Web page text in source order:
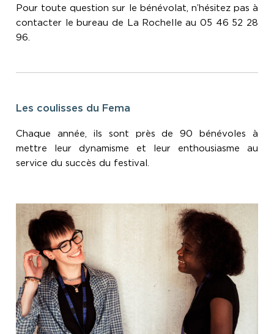
Pour toute question sur le bénévolat, n’hésitez pas à
contacter le bureau de La Rochelle au 05 46 52 28
96.
Les coulisses du Fema
Chaque année, ils sont près de 90 bénévoles à
mettre leur dynamisme et leur enthousiasme au
service du succès du festival.